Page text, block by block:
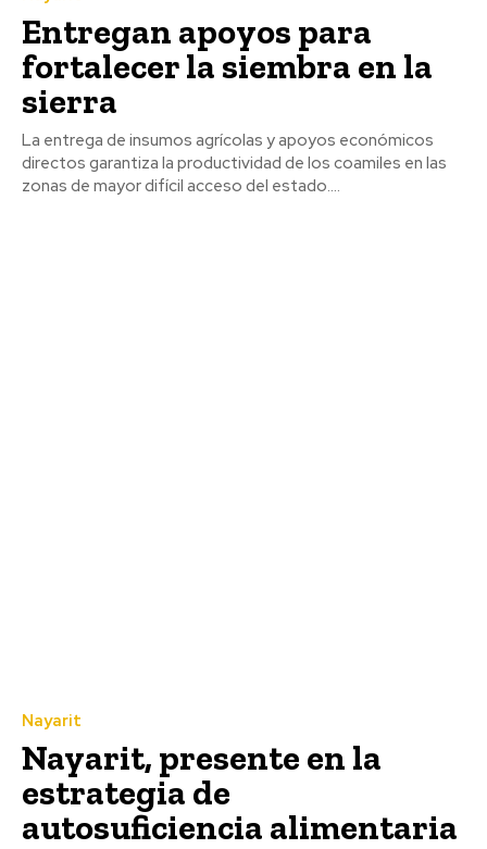
Entregan apoyos para
fortalecer la siembra en la
sierra
La entrega de insumos agrícolas y apoyos económicos
directos garantiza la productividad de los coamiles en las
zonas de mayor difícil acceso del estado....
Nayarit
Nayarit, presente en la
estrategia de
autosuficiencia alimentaria